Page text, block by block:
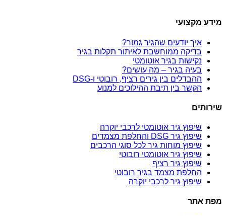
מידע מקצועי
איך יודעים שהגיר גמור?
בדיקה ממוחשבת לאיתור תקלות בגיר
נקישות בגיר אוטומטי
בעיה בגיר – מה עושים?
ההבדלים בין גירים רציף, רובוטי ו-DSG
הקשר בין תיבת ההילוכים למנוע
שירותים
שיפוץ גיר אוטומטי לרכבי יוקרה
שיפוץ גיר DSG והחלפת מצמדים
שיפוץ מוחות גיר לכל סוגי הרכבים
שיפוץ גיר אוטומטי רובוטי
שיפוץ גיר רציף
החלפת מצמד בגיר רובוטי
שיפוץ גיר לרכבי יוקרה
מפת אתר